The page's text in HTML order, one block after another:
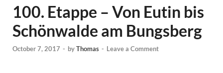
100. Etappe – Von Eutin bis
Schönwalde am Bungsberg
October 7, 2017 - byThomas - Leave a Comment